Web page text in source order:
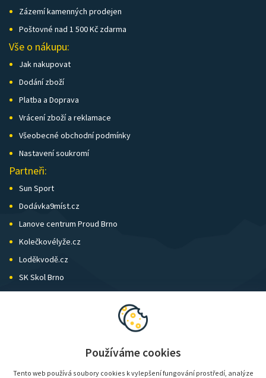
Zázemí kamenných prodejen
Poštovné nad 1 500 Kč zdarma
Vše o nákupu:
Jak nakupovat
Dodání zboží
Platba a Doprava
Vrácení zboží a reklamace
Všeobecné obchodní podmínky
Nastavení soukromí
Partneři:
Sun Sport
Dodávka9míst.cz
Lanove centrum Proud Brno
Kolečkovélyže.cz
Loděkvodě.cz
SK Skol Brno
Biatlon Brno
Používáme cookies
Tento web používá soubory cookies k vylepšení fungování prostředí, analýze